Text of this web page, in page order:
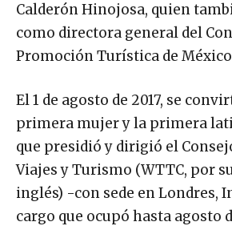
Calderón Hinojosa, quien
como directora general del
Promoción Turística de México
El 1 de agosto de 2017, se
primera mujer y la primera
que presidió y dirigió el
Viajes y Turismo (WTTC, por
inglés) -con sede en Londres,
cargo que ocupó hasta agosto